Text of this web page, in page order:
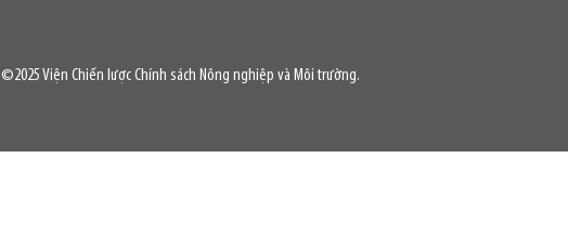
©2025 Viện Chiến lược Chính sách Nông nghiệp và Môi trường.